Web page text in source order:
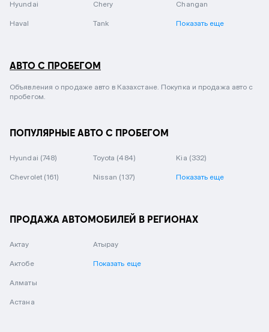
Hyundai Chery Changan
Haval Tank Показать еще
АВТО С ПРОБЕГОМ
Объявления о продаже авто в Казахстане. Покупка и продажа авто с
пробегом.
ПОПУЛЯРНЫЕ АВТО С ПРОБЕГОМ
Hyundai (748) Toyota (484) Kia (332)
Chevrolet (161) Nissan (137) Показать еще
ПРОДАЖА АВТОМОБИЛЕЙ В РЕГИОНАХ
Актау
Актобе
Алматы
Астана
Атырау
Показать еще